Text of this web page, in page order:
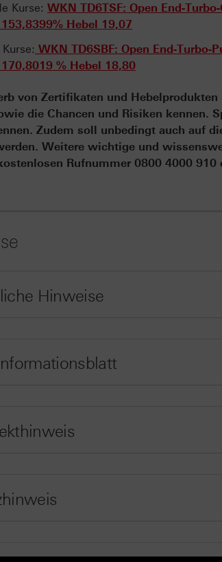
Kurse: WKN TD6TSF: Open End-
Hebel 19,07
WKN TD6SBF: Open End-Turbo-
% Hebel 18,80
von Zertifikaten und
die Chancen und Risiken kennen.
Zudem soll unbedingt auch auf
Weitere wichtige und
Rufnummer 0800 4000 910
Hinweise